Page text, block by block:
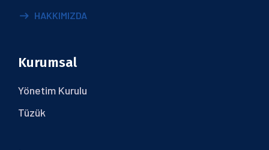
HAKKIMIZDA
Kurumsal
Yönetim Kurulu
Tüzük